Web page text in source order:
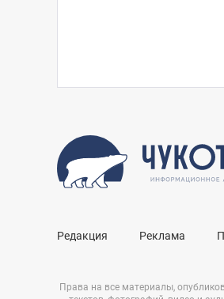
Редакция Реклама
Права на все материалы,